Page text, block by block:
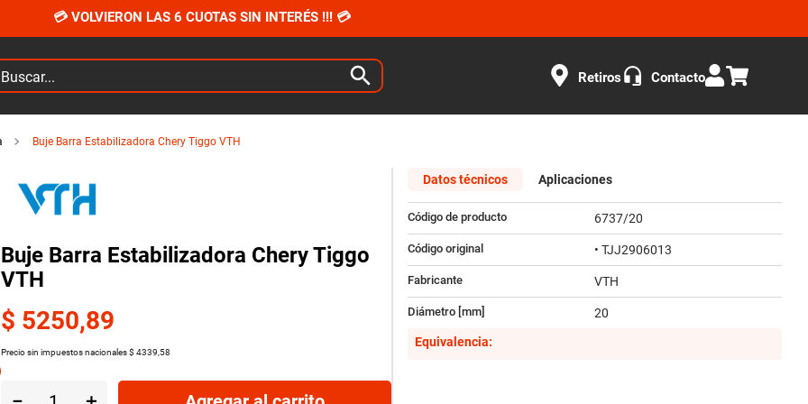
💳 VOLVIERON LAS 6 CUOTAS SIN INTERÉS !!! 💳
Retiros Contacto
Buje Barra Estabilizadora Chery Tiggo VTH
Buje Barra Estabilizadora Chery Tiggo
VTH
$ 5250,89
Precio sin impuestos nacionales$ 4339 58
Datos técnicos Aplicaciones
Código de producto 6737/20
Código original • TJJ2906013
Fabricante VTH
Diámetro [mm]
20
Equivalencia: